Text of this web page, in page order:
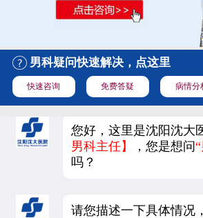
男科疑问快速解决，点这里
快速咨询 免费答疑 病情分
您好，这里是沈阳沈大
男科主任】
，您是想问
吗？
请您描述一下具体情况